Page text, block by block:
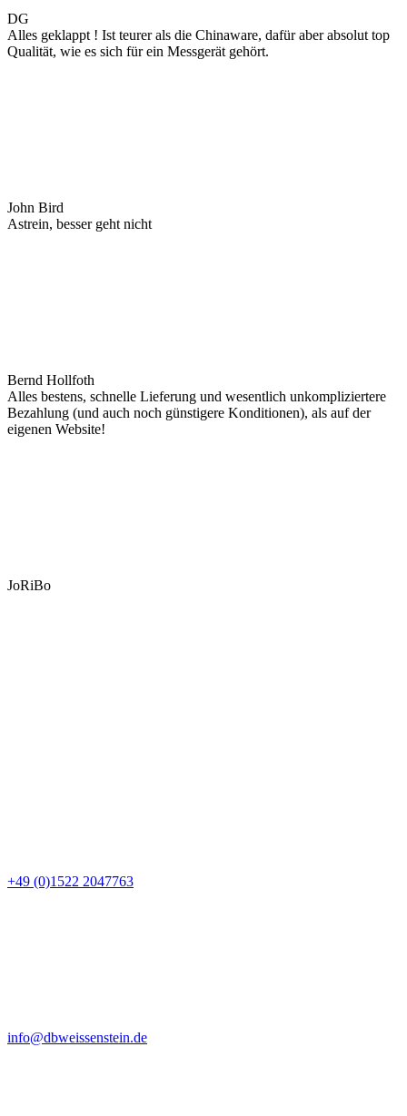
DG
Alles geklappt ! Ist teurer als die Chinaware, dafür aber absolut top
Qualität, wie es sich für ein Messgerät gehört.
John Bird
Astrein, besser geht nicht
Bernd Hollfoth
Alles bestens, schnelle Lieferung und wesentlich unkompliziertere
Bezahlung (und auch noch günstigere Konditionen), als auf der
eigenen Website!
JoRiBo
+49 (0)1522 2047763
info@dbweissenstein.de